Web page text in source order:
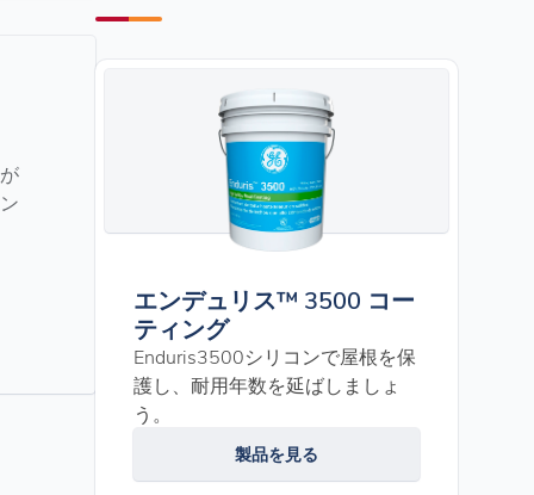
エンデュリス™ 3500 コー
ティング
Enduris3500シリコンで屋根を保
護し、耐用年数を延ばしましょ
う。
製品を見る